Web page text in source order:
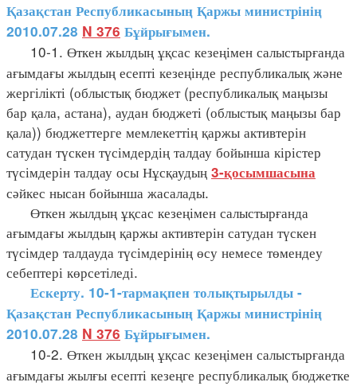
Қазақстан Республикасының Қаржы министрінің
2010.07.28 N 376 Бұйрығымен.
10-1. Өткен жылдың ұқсас кезеңімен салыстырғанда
ағымдағы жылдың есепті кезеңінде республикалық және
жергілікті (облыстық бюджет (республикалық маңызы
бар қала, астана), аудан бюджеті (облыстық маңызы бар
қала)) бюджеттерге мемлекеттің қаржы активтерін
сатудан түскен түсімдердің талдау бойынша кірістер
түсімдерін талдау осы Нұсқаудың 3-қосымшасына
сәйкес нысан бойынша жасалады.
Өткен жылдың ұқсас кезеңімен салыстырғанда
ағымдағы жылдың қаржы активтерін сатудан түскен
түсімдер талдауда түсімдерінің өсу немесе төмендеу
себептері көрсетіледі.
Ескерту. 10-1-тармақпен толықтырылды -
Қазақстан Республикасының Қаржы министрінің
2010.07.28 N 376 Бұйрығымен.
10-2. Өткен жылдың ұқсас кезеңімен салыстырғанда
ағымдағы жылғы есепті кезеңге республикалық бюджетке